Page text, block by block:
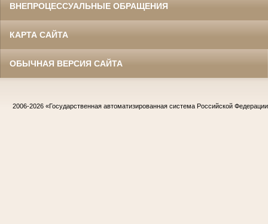
ВНЕПРОЦЕССУАЛЬНЫЕ ОБРАЩЕНИЯ
КАРТА САЙТА
ОБЫЧНАЯ ВЕРСИЯ САЙТА
2006-2026 «Государственная автоматизированная система Российской